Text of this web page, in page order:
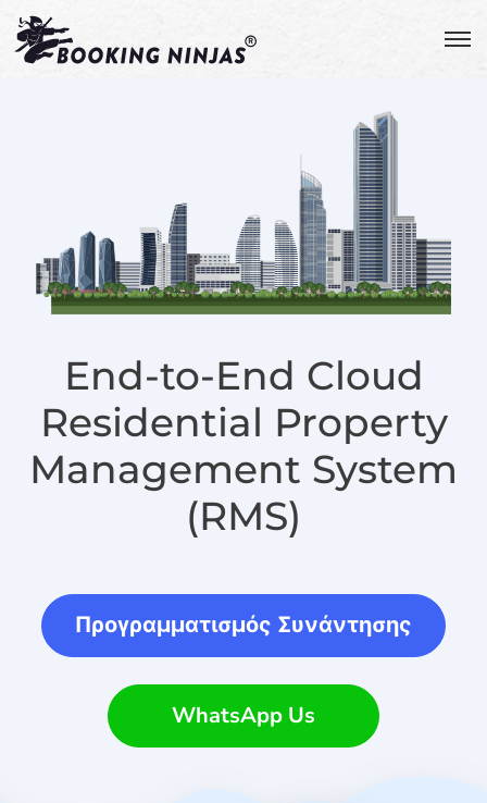
End-to-End Cloud
Residential Property
Management System
(RMS)
Προγραμματισμός Συνάντησης
WhatsApp Us